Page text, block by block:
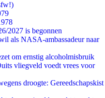
2027 is begonnen
als NASA-ambassadeur naar
om ernstig alcoholmisbruik
vliegveld voedt vrees voor
droogte: Gereedschapskist